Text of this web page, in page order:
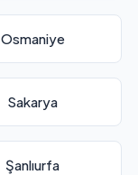
Osmaniye
Sakarya
Şanlıurfa